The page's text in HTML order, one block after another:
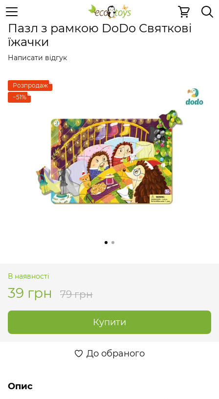
Картонні 2D пазли Картонні 2D пазли
Пазл з рамкою DoDo Святкові
їжачки
Написати відгук
Розпродаж
−51%
В наявності
39 грн 79 грн
Купити
До обраного
Опис